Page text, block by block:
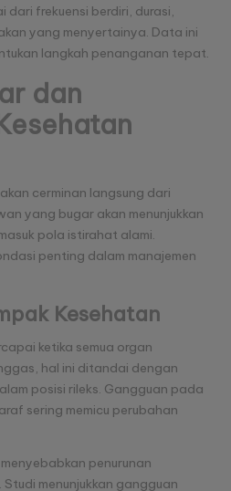
dari frekuensi berdiri, durasi,
yang menyertainya. Data ini
langkah penanganan tepat.
dan
cerminan langsung dari
yang bugar akan menunjukkan
pola istirahat alami.
penting dalam manajemen
Kesehatan
ketika semua organ
hal ini ditandai dengan
posisi rileks. Gangguan pada
sering memicu perubahan
penurunan
menunjukkan gangguan